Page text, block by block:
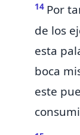
14 Por
de los
esta
boca
este